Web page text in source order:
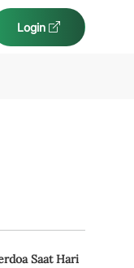
Login
Saat Hari